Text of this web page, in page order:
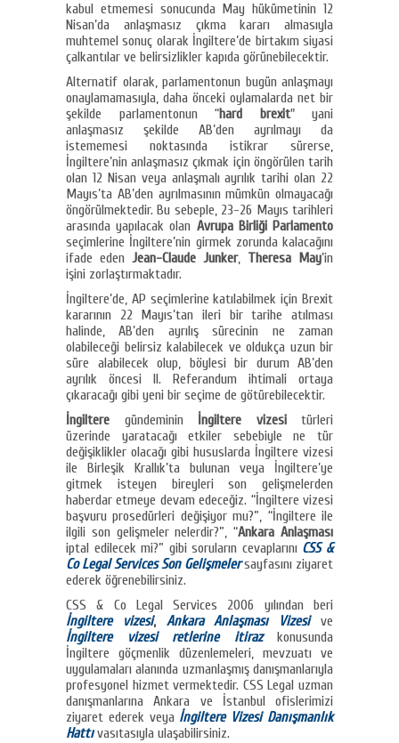
kabul etmemesi sonucunda May hükümetinin 12
Nisan’da anlaşmasız çıkma kararı almasıyla
muhtemel sonuç olarak İngiltere’de birtakım siyasi
çalkantılar ve belirsizlikler kapıda görünebilecektir.
Alternatif olarak, parlamentonun bugün anlaşmayı
onaylamamasıyla, daha önceki oylamalarda net bir
şekilde parlamentonun “hard brexit" yani
anlaşmasız şekilde AB’den ayrılmayı da
istememesi noktasında istikrar sürerse,
İngiltere’nin anlaşmasız çıkmak için öngörülen tarih
olan 12 Nisan veya anlaşmalı ayrılık tarihi olan 22
Mayıs’ta AB’den ayrılmasının mümkün olmayacağı
öngörülmektedir. Bu sebeple, 23-26 Mayıs tarihleri
arasında yapılacak olan Avrupa Birliği Parlamento
seçimlerine İngiltere’nin girmek zorunda kalacağını
ifade eden Jean-Claude Junker, Theresa May’in
işini zorlaştırmaktadır.
İngiltere’de, AP seçimlerine katılabilmek için Brexit
kararının 22 Mayıs’tan ileri bir tarihe atılması
halinde, AB’den ayrılış sürecinin ne zaman
olabileceği belirsiz kalabilecek ve oldukça uzun bir
süre alabilecek olup, böylesi bir durum AB’den
ayrılık öncesi II. Referandum ihtimali ortaya
çıkaracağı gibi yeni bir seçime de götürebilecektir.
İngiltere gündeminin İngiltere vizesitürleri
üzerinde yaratacağı etkiler sebebiyle ne tür
değişiklikler olacağı gibi hususlarda İngiltere vizesi
ile Birleşik Krallık’ta bulunan veya İngiltere’ye
gitmek isteyen bireyleri son gelişmelerden
haberdar etmeye devam edeceğiz. “İngiltere vizesi
başvuru prosedürleri değişiyor mu?”, “İngiltere ile
ilgili son gelişmeler nelerdir?”, “Ankara Anlaşması
iptal edilecek mi?” gibi soruların cevaplarını CSS &
Co Legal Services Son Gelişmelersayfasını ziyaret
ederek öğrenebilirsiniz.
CSS & Co Legal Services 2006 yılından beri
İngiltere vizesi, Ankara Anlaşması Vizesive
İngiltere vizesi retlerine itirazkonusunda
İngiltere göçmenlik düzenlemeleri, mevzuatı ve
uygulamaları alanında uzmanlaşmış danışmanlarıyla
profesyonel hizmet vermektedir. CSS Legal uzman
danışmanlarına Ankara ve İstanbul ofislerimizi
ziyaret ederek veya İngiltere Vizesi Danışmanlık
Hattıvasıtasıyla ulaşabilirsiniz.